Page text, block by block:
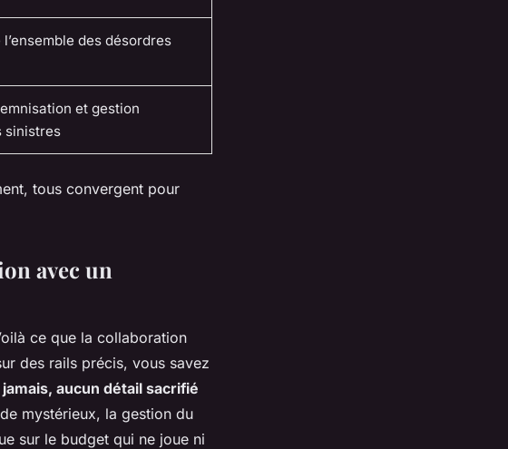
des désordres
et gestion
sinistres
tous convergent pour
avec un
ce que la collaboration
des rails précis, vous savez
aucun détail sacrifié
mystérieux, la gestion du
sur le budget qui ne joue ni